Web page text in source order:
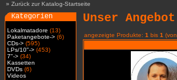
» Zurück zur Katalog-Startseite
Kategorien
Lokalmatadore (13)
Paketangebote-> (6)
CDs-> (595)
LPs/10"-> (453)
7"-> (34)
Kassetten
DVDs (6)
Videos
Unser Angebot
angezeigte Produkte: 1 bis 1 (von